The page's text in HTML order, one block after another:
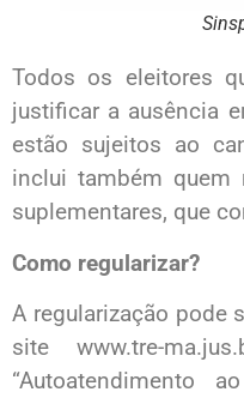
Todos os eleitores
justificar a ausência
estão sujeitos ao
inclui também quem
suplementares, que
Como regularizar?
A regularização pode
site www.tre-
“Autoatendimento